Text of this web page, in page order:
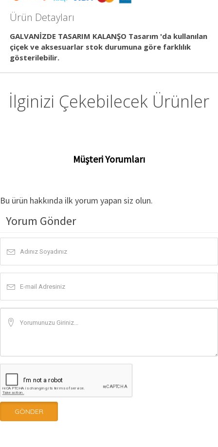
Ürün Detayları
GALVANİZDE TASARIM KALANŞO Tasarım 'da kullanılan
çiçek ve aksesuarlar stok durumuna göre farklılık
gösterilebilir.
İlginizi Çekebilecek Ürünler
Müşteri Yorumları
Bu ürün hakkında ilk yorum yapan siz olun.
Yorum Gönder